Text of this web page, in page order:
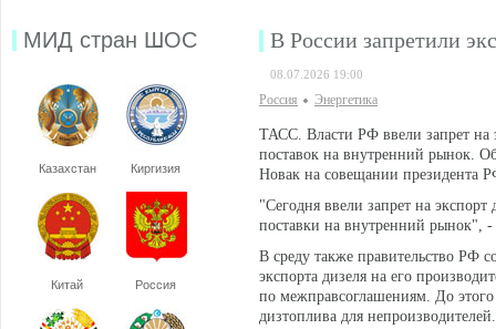
МИД стран ШОС
Казахстан Киргизия
Китай Россия
В России запретили
08.07.2026 19:00
Россия Энергетика
ТАСС. Власти РФ ввели запрет на
поставок на внутренний рынок.
Новак на совещании президента
"Сегодня ввели запрет на
поставки на внутренний рынок", -
В среду также правительство РФ
экспорта дизеля на его
по межправсоглашениям. До этого
дизтоплива для